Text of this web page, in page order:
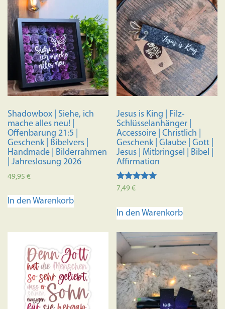
Shadowbox | Siehe, ich
mache alles neu! |
Offenbarung 21:5 |
Geschenk | Bibelvers |
Handmade | Bilderrahmen
| Jahreslosung 2026
49,95 €
In den Warenkorb
Jesus is King | Filz-
Schlüsselanhänger |
Accessoire | Christlich |
Geschenk | Glaube | Gott |
Jesus | Mitbringsel | Bibel |
Affirmation
Bewertet mit
7,49€
In den Warenkorb